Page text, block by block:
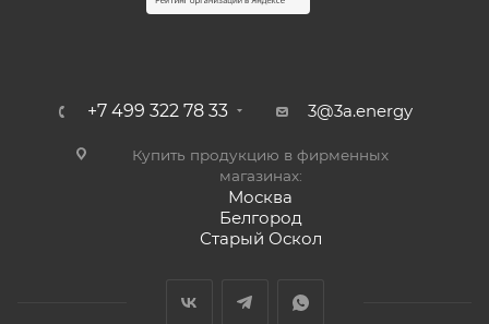
+7 499 322 78 33 3@3a.energy
Купить продукцию в фирменных
магазинах:
Москва
Белгород
Старый Оскол